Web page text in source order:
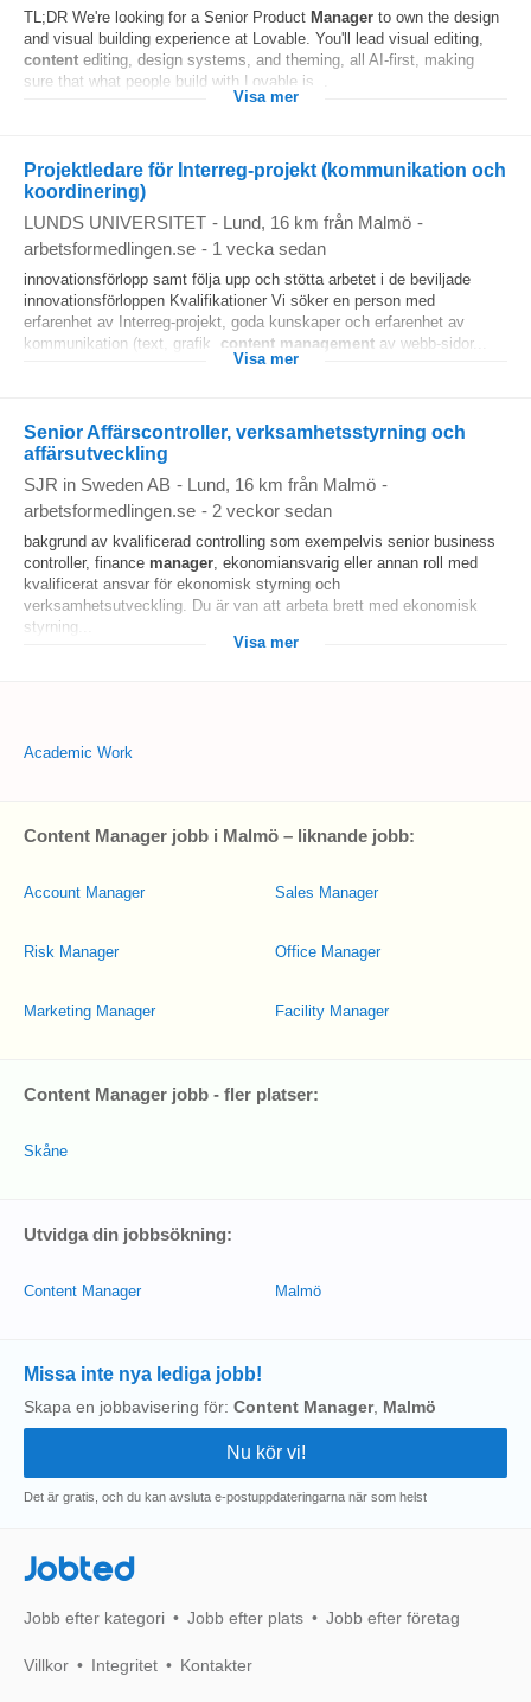
TL;DR We're looking for a Senior Product Manager to own the design
and visual building experience at Lovable. You'll lead visual editing,
content editing, design systems, and theming, all AI-first, making
sure that what people build with Lovable is...
Visa mer
Projektledare för Interreg-projekt (kommunikation och
koordinering)
LUNDS UNIVERSITET - Lund, 16 km från Malmö -
arbetsformedlingen.se - 1 vecka sedan
innovationsförlopp samt följa upp och stötta arbetet i de beviljade
innovationsförloppen Kvalifikationer Vi söker en person med
erfarenhet av Interreg-projekt, goda kunskaper och erfarenhet av
kommunikation (text, grafik, content management av webb-sidor...
Visa mer
Senior Affärscontroller, verksamhetsstyrning och
affärsutveckling
SJR in Sweden AB - Lund, 16 km från Malmö -
arbetsformedlingen.se - 2 veckor sedan
bakgrund av kvalificerad controlling som exempelvis senior business
controller, finance manager, ekonomiansvarig eller annan roll med
kvalificerat ansvar för ekonomisk styrning och
verksamhetsutveckling. Du är van att arbeta brett med ekonomisk
styrning...
Visa mer
Academic Work
Content Manager jobb i Malmö – liknande jobb:
Account Manager
Risk Manager
Marketing Manager
Sales Manager
Office Manager
Facility Manager
Content Manager jobb - fler platser:
Skåne
Utvidga din jobbsökning:
Content Manager Malmö
Missa inte nya lediga jobb!
Skapa en jobbavisering för: Content Manager, Malmö
Det är gratis, och du kan avsluta e-postuppdateringarna när som helst
Jobted
Jobb efter kategori Jobb efter plats Jobb efter företag
Villkor Integritet Kontakter